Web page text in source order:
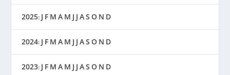
2025: J F M A M J J AS O N D
2024: J F M A M J J AS O N D
2023: J F M A M J J AS O N D